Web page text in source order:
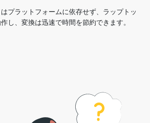
プラットフォームに依存せず、ラップトッ
し、変換は迅速で時間を節約できます。